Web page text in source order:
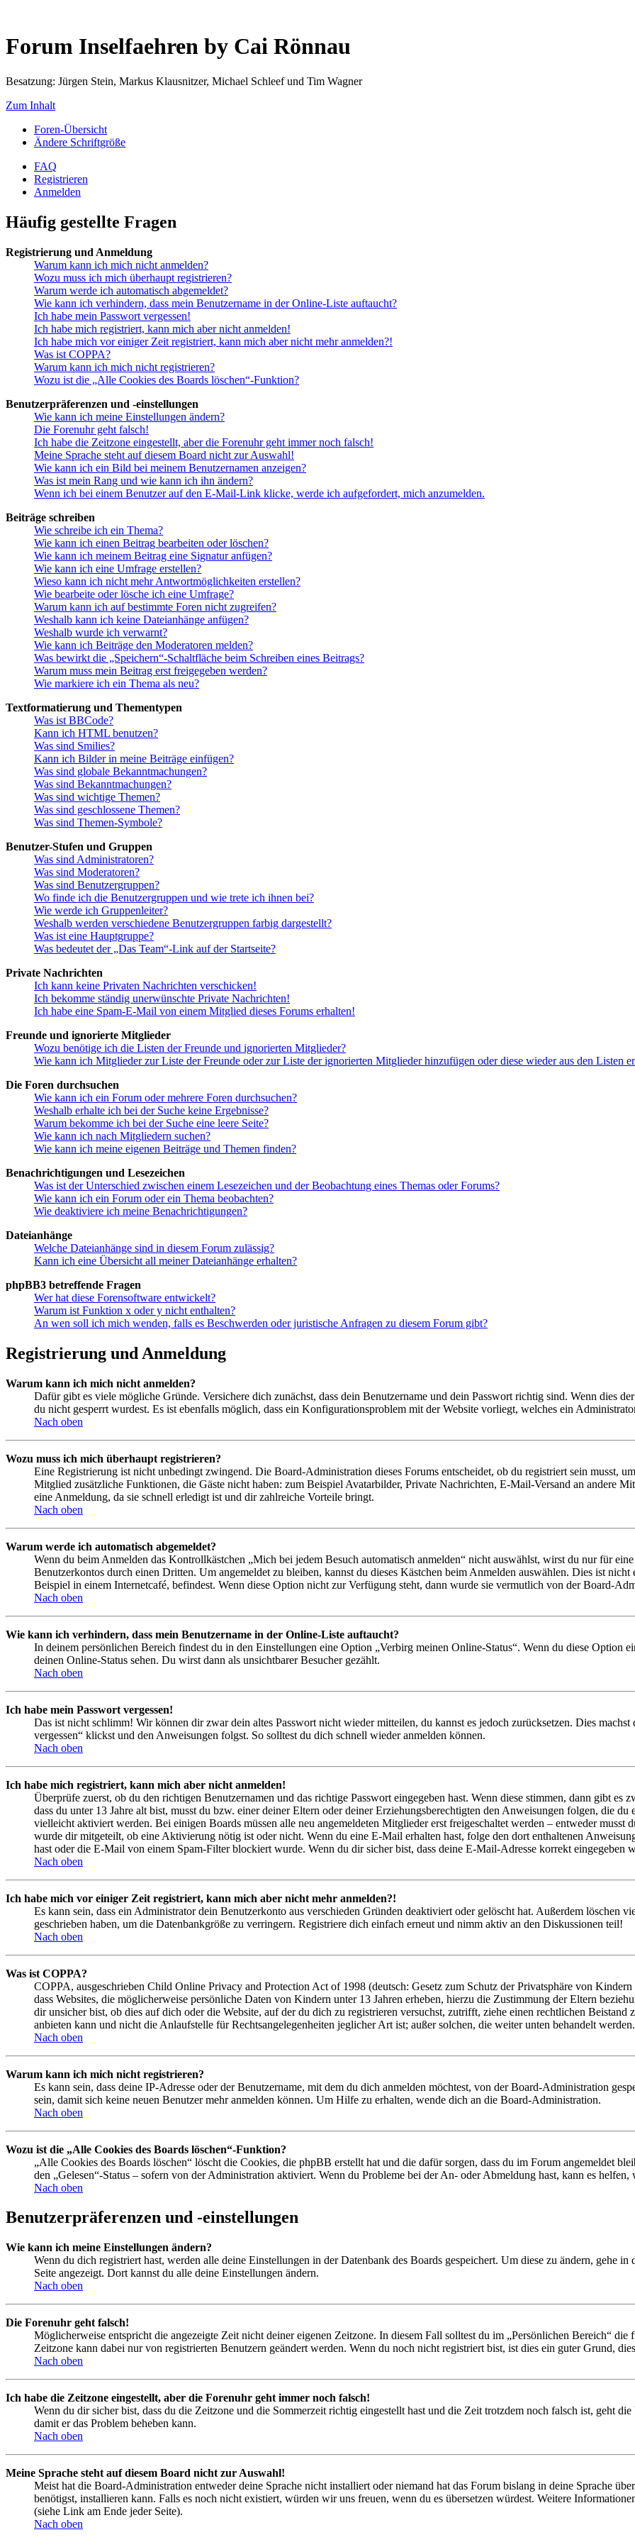
Forum Inselfaehren by Cai Rönnau
Besatzung: Jürgen Stein, Markus Klausnitzer, Michael Schleef und Tim Wagner
Zum Inhalt
Foren-Übersicht
Ändere Schriftgröße
FAQ
Registrieren
Anmelden
Häufig gestellte Fragen
Registrierung und Anmeldung
Warum kann ich mich nicht anmelden?
Wozu muss ich mich überhaupt registrieren?
Warum werde ich automatisch abgemeldet?
Wie kann ich verhindern, dass mein Benutzername in der Online-Liste auftaucht?
Ich habe mein Passwort vergessen!
Ich habe mich registriert, kann mich aber nicht anmelden!
Ich habe mich vor einiger Zeit registriert, kann mich aber nicht mehr anmelden?!
Was ist COPPA?
Warum kann ich mich nicht registrieren?
Wozu ist die „Alle Cookies des Boards löschen“-Funktion?
Benutzerpräferenzen und -einstellungen
Wie kann ich meine Einstellungen ändern?
Die Forenuhr geht falsch!
Ich habe die Zeitzone eingestellt, aber die Forenuhr geht immer noch falsch!
Meine Sprache steht auf diesem Board nicht zur Auswahl!
Wie kann ich ein Bild bei meinem Benutzernamen anzeigen?
Was ist mein Rang und wie kann ich ihn ändern?
Wenn ich bei einem Benutzer auf den E-Mail-Link klicke, werde ich aufgefordert, mich anzumelden.
Beiträge schreiben
Wie schreibe ich ein Thema?
Wie kann ich einen Beitrag bearbeiten oder löschen?
Wie kann ich meinem Beitrag eine Signatur anfügen?
Wie kann ich eine Umfrage erstellen?
Wieso kann ich nicht mehr Antwortmöglichkeiten erstellen?
Wie bearbeite oder lösche ich eine Umfrage?
Warum kann ich auf bestimmte Foren nicht zugreifen?
Weshalb kann ich keine Dateianhänge anfügen?
Weshalb wurde ich verwarnt?
Wie kann ich Beiträge den Moderatoren melden?
Was bewirkt die „Speichern“-Schaltfläche beim Schreiben eines Beitrags?
Warum muss mein Beitrag erst freigegeben werden?
Wie markiere ich ein Thema als neu?
Textformatierung und Thementypen
Was ist BBCode?
Kann ich HTML benutzen?
Was sind Smilies?
Kann ich Bilder in meine Beiträge einfügen?
Was sind globale Bekanntmachungen?
Was sind Bekanntmachungen?
Was sind wichtige Themen?
Was sind geschlossene Themen?
Was sind Themen-Symbole?
Benutzer-Stufen und Gruppen
Was sind Administratoren?
Was sind Moderatoren?
Was sind Benutzergruppen?
Wo finde ich die Benutzergruppen und wie trete ich ihnen bei?
Wie werde ich Gruppenleiter?
Weshalb werden verschiedene Benutzergruppen farbig dargestellt?
Was ist eine Hauptgruppe?
Was bedeutet der „Das Team“-Link auf der Startseite?
Private Nachrichten
Ich kann keine Privaten Nachrichten verschicken!
Ich bekomme ständig unerwünschte Private Nachrichten!
Ich habe eine Spam-E-Mail von einem Mitglied dieses Forums erhalten!
Freunde und ignorierte Mitglieder
Wozu benötige ich die Listen der Freunde und ignorierten Mitglieder?
Wie kann ich Mitglieder zur Liste der Freunde oder zur Liste der ignorierten Mitglieder hinzufügen oder diese wieder aus den Listen
Die Foren durchsuchen
Wie kann ich ein Forum oder mehrere Foren durchsuchen?
Weshalb erhalte ich bei der Suche keine Ergebnisse?
Warum bekomme ich bei der Suche eine leere Seite?
Wie kann ich nach Mitgliedern suchen?
Wie kann ich meine eigenen Beiträge und Themen finden?
Benachrichtigungen und Lesezeichen
Was ist der Unterschied zwischen einem Lesezeichen und der Beobachtung eines Themas oder Forums?
Wie kann ich ein Forum oder ein Thema beobachten?
Wie deaktiviere ich meine Benachrichtigungen?
Dateianhänge
Welche Dateianhänge sind in diesem Forum zulässig?
Kann ich eine Übersicht all meiner Dateianhänge erhalten?
phpBB3 betreffende Fragen
Wer hat diese Forensoftware entwickelt?
Warum ist Funktion x oder y nicht enthalten?
An wen soll ich mich wenden, falls es Beschwerden oder juristische Anfragen zu diesem Forum gibt?
Registrierung und Anmeldung
Warum kann ich mich nicht anmelden?
Dafür gibt es viele mögliche Gründe. Versichere dich zunächst, dass dein Benutzername und dein Passwort richtig sind. Wenn dies
du nicht gesperrt wurdest. Es ist ebenfalls möglich, dass ein Konfigurationsproblem mit der Website vorliegt, welches ein
Nach oben
Wozu muss ich mich überhaupt registrieren?
Eine Registrierung ist nicht unbedingt zwingend. Die Board-Administration dieses Forums entscheidet, ob du registriert sein musst,
Mitglied zusätzliche Funktionen, die Gäste nicht haben: zum Beispiel Avatarbilder, Private Nachrichten, E-Mail-Versand an andere
eine Anmeldung, da sie schnell erledigt ist und dir zahlreiche Vorteile bringt.
Nach oben
Warum werde ich automatisch abgemeldet?
Wenn du beim Anmelden das Kontrollkästchen „Mich bei jedem Besuch automatisch anmelden“ nicht auswählst, wirst du nur für
Benutzerkontos durch einen Dritten. Um angemeldet zu bleiben, kannst du dieses Kästchen beim Anmelden auswählen. Dies ist
Beispiel in einem Internetcafé, befindest. Wenn diese Option nicht zur Verfügung steht, dann wurde sie vermutlich von der Board-
Nach oben
Wie kann ich verhindern, dass mein Benutzername in der Online-Liste auftaucht?
In deinem persönlichen Bereich findest du in den Einstellungen eine Option „Verbirg meinen Online-Status“. Wenn du diese Option
deinen Online-Status sehen. Du wirst dann als unsichtbarer Besucher gezählt.
Nach oben
Ich habe mein Passwort vergessen!
Das ist nicht schlimm! Wir können dir zwar dein altes Passwort nicht wieder mitteilen, du kannst es jedoch zurücksetzen. Dies
vergessen“ klickst und den Anweisungen folgst. So solltest du dich schnell wieder anmelden können.
Nach oben
Ich habe mich registriert, kann mich aber nicht anmelden!
Überprüfe zuerst, ob du den richtigen Benutzernamen und das richtige Passwort eingegeben hast. Wenn diese stimmen, dann gibt es
dass du unter 13 Jahre alt bist, musst du bzw. einer deiner Eltern oder deiner Erziehungsberechtigten den Anweisungen folgen, die
vielleicht aktiviert werden. Bei einigen Boards müssen alle neu angemeldeten Mitglieder erst freigeschaltet werden – entweder musst
wurde dir mitgeteilt, ob eine Aktivierung nötig ist oder nicht. Wenn du eine E-Mail erhalten hast, folge den dort enthaltenen
hast oder die E-Mail von einem Spam-Filter blockiert wurde. Wenn du dir sicher bist, dass deine E-Mail-Adresse korrekt eingegeben
Nach oben
Ich habe mich vor einiger Zeit registriert, kann mich aber nicht mehr anmelden?!
Es kann sein, dass ein Administrator dein Benutzerkonto aus verschieden Gründen deaktiviert oder gelöscht hat. Außerdem löschen
geschrieben haben, um die Datenbankgröße zu verringern. Registriere dich einfach erneut und nimm aktiv an den Diskussionen teil!
Nach oben
Was ist COPPA?
COPPA, ausgeschrieben Child Online Privacy and Protection Act of 1998 (deutsch: Gesetz zum Schutz der Privatsphäre von
dass Websites, die möglicherweise persönliche Daten von Kindern unter 13 Jahren erheben, hierzu die Zustimmung der Eltern
dir unsicher bist, ob dies auf dich oder die Website, auf der du dich zu registrieren versuchst, zutrifft, ziehe einen rechtlichen Beistand
anbieten kann und nicht die Anlaufstelle für Rechtsangelegenheiten jeglicher Art ist; außer solchen, die weiter unten behandelt werden.
Nach oben
Warum kann ich mich nicht registrieren?
Es kann sein, dass deine IP-Adresse oder der Benutzername, mit dem du dich anmelden möchtest, von der Board-Administration
sein, damit sich keine neuen Benutzer mehr anmelden können. Um Hilfe zu erhalten, wende dich an die Board-Administration.
Nach oben
Wozu ist die „Alle Cookies des Boards löschen“-Funktion?
„Alle Cookies des Boards löschen“ löscht die Cookies, die phpBB erstellt hat und die dafür sorgen, dass du im Forum angemeldet
den „Gelesen“-Status – sofern von der Administration aktiviert. Wenn du Probleme bei der An- oder Abmeldung hast, kann es
Nach oben
Benutzerpräferenzen und -einstellungen
Wie kann ich meine Einstellungen ändern?
Wenn du dich registriert hast, werden alle deine Einstellungen in der Datenbank des Boards gespeichert. Um diese zu ändern, gehe
Seite angezeigt. Dort kannst du alle deine Einstellungen ändern.
Nach oben
Die Forenuhr geht falsch!
Möglicherweise entspricht die angezeigte Zeit nicht deiner eigenen Zeitzone. In diesem Fall solltest du im „Persönlichen Bereich“
Zeitzone kann dabei nur von registrierten Benutzern geändert werden. Wenn du noch nicht registriert bist, ist dies ein guter Grund,
Nach oben
Ich habe die Zeitzone eingestellt, aber die Forenuhr geht immer noch falsch!
Wenn du dir sicher bist, dass du die Zeitzone und die Sommerzeit richtig eingestellt hast und die Zeit trotzdem noch falsch ist, geht
damit er das Problem beheben kann.
Nach oben
Meine Sprache steht auf diesem Board nicht zur Auswahl!
Meist hat die Board-Administration entweder deine Sprache nicht installiert oder niemand hat das Forum bislang in deine Sprache
benötigst, installieren kann. Falls es noch nicht existiert, würden wir uns freuen, wenn du es übersetzen würdest. Weitere
(siehe Link am Ende jeder Seite).
Nach oben